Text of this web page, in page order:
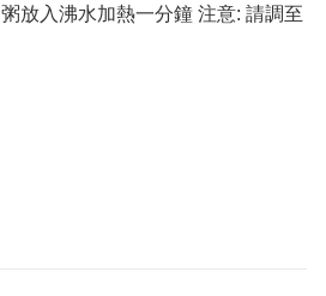
放入沸水加熱一分鐘 注意: 請調至